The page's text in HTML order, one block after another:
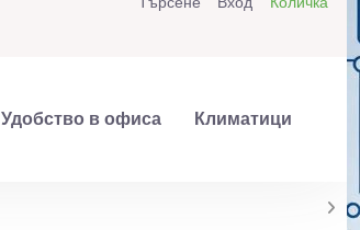
Удобство в офиса Климатици